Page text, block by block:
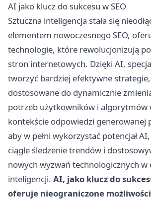
AI jako klucz do sukcesu w SEO
Sztuczna inteligencja stała się
elementem nowoczesnego SEO,
technologie, które rewolucjonizują
stron internetowych. Dzięki AI,
tworzyć bardziej efektywne
dostosowane do dynamicznie
potrzeb użytkowników i algorytmów
kontekście odpowiedzi generowanej
aby w pełni wykorzystać potencjał
ciągłe śledzenie trendów i
nowych wyzwań technologicznych w
inteligencji. AI, jako klucz do
oferuje nieograniczone możliwości